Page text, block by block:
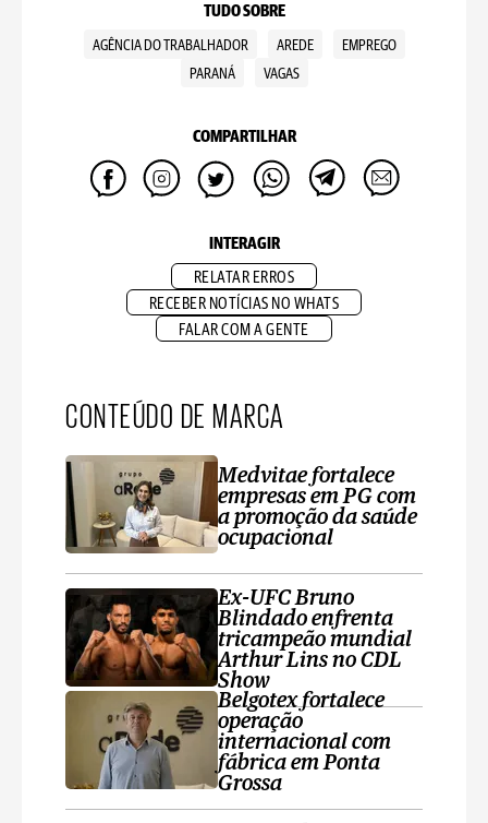
TUDO SOBRE
AGÊNCIA DO TRABALHADOR AREDE
EMPREGO
PARANÁ
VAGAS
COMPARTILHAR
INTERAGIR
RELATAR ERROS
RECEBER NOTÍCIAS NO WHATS
FALAR COM A GENTE
CONTEÚDO DE MARCA
Medvitae fortalece
empresas em PG com
a promoção da saúde
ocupacional
Ex-UFC Bruno
Blindado enfrenta
tricampeão mundial
Arthur Lins no CDL
Show
Belgotex fortalece
operação
internacional com
fábrica em Ponta
Grossa